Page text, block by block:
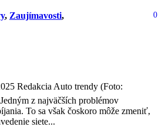
, Zaujímavosti, 0
Redakcia Auto trendy (Foto:
z najväčších problémov
To sa však čoskoro môže zmeniť,
siete...